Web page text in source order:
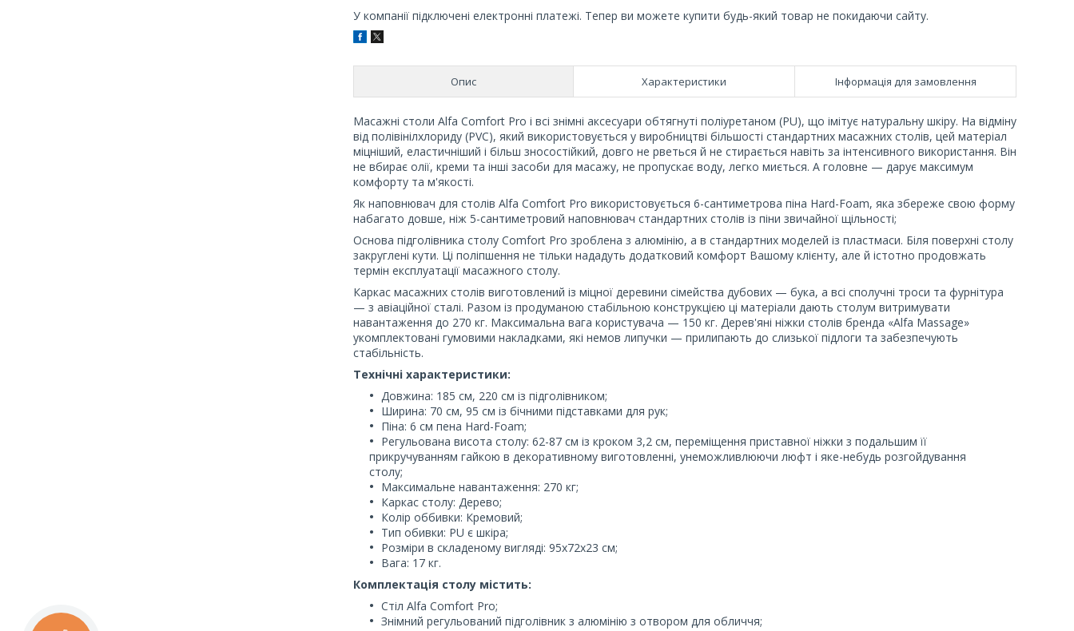
У компанії підключені електронні платежі. Тепер ви можете купити будь-який товар не покидаючи сайту.
Опис Характеристики Інформація для замовлення
Масажні столи Alfa Comfort Pro і всі знімні аксесуари обтягнуті поліуретаном (PU), що імітує натуральну шкіру. На відміну
від полівінілхлориду (PVC), який використовується у виробництві більшості стандартних масажних столів, цей матеріал
міцніший, еластичніший і більш зносостійкий, довго не рветься й не стирається навіть за інтенсивного використання. Він
не вбирає олії, креми та інші засоби для масажу, не пропускає воду, легко миється. А головне — дарує максимум
комфорту та м'якості.
Як наповнювач для столів Alfa Comfort Pro використовується 6-сантиметрова піна Hard-Foam, яка збереже свою форму
набагато довше, ніж 5-сантиметровий наповнювач стандартних столів із піни звичайної щільності;
Основа підголівника столу Comfort Pro зроблена з алюмінію, а в стандартних моделей із пластмаси. Біля поверхні столу
закруглені кути. Ці поліпшення не тільки нададуть додатковий комфорт Вашому клієнту, але й істотно продовжать
термін експлуатації масажного столу.
Каркас масажних столів виготовлений із міцної деревини сімейства дубових — бука, а всі сполучні троси та фурнітура
— з авіаційної сталі. Разом із продуманою стабільною конструкцією ці матеріали дають столум витримувати
навантаження до 270 кг. Максимальна вага користувача — 150 кг. Дерев'яні ніжки столів бренда «Alfa Massage»
укомплектовані гумовими накладками, які немов липучки — прилипають до слизької підлоги та забезпечують
стабільність.
Технічні характеристики:
Довжина: 185 см, 220 см із підголівником;
Ширина: 70 см, 95 см із бічними підставками для рук;
Піна: 6 см пена Hard-Foam;
Регульована висота столу: 62-87 см із кроком 3,2 см, переміщення приставної ніжки з подальшим її
прикручуванням гайкою в декоративному виготовленні, унеможливлюючи люфт і яке-небудь розгойдування
столу;
Максимальне навантаження: 270 кг;
Каркас столу: Дерево;
Колір оббивки: Кремовий;
Тип обивки: PU є шкіра;
Розміри в складеному вигляді: 95х72х23 см;
Вага: 17 кг.
Комплектація столу містить:
Стіл Alfa Comfort Pro;
Знімний регульований підголівник з алюмінію з отвором для обличчя;